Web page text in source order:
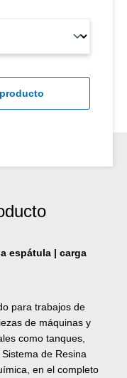
espátula | carga
para trabajos de
de máquinas y
como tanques,
de Resina
en el completo